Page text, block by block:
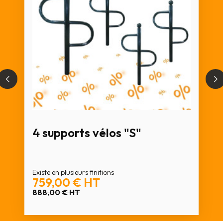
4 supports vélos "S"
Existe en plusieurs finitions
759,00 € HT
888,00 €HT